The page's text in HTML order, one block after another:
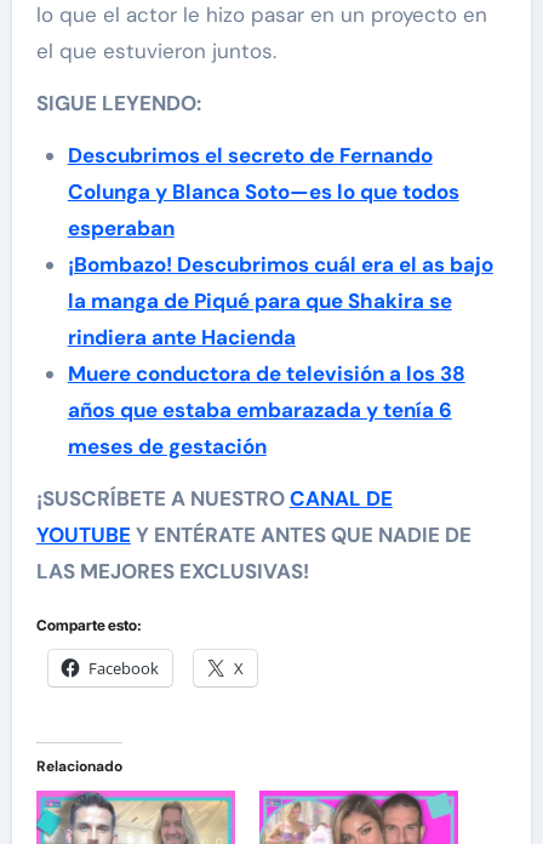
lo que el actor le hizo pasar en un proyecto en
el que estuvieron juntos.
SIGUE LEYENDO:
Descubrimos el secreto de Fernando
Colunga y Blanca Soto—es lo que todos
esperaban
¡Bombazo! Descubrimos cuál era el as bajo
la manga de Piqué para que Shakira se
rindiera ante Hacienda
Muere conductora de televisión a los 38
años que estaba embarazada y tenía 6
meses de gestación
¡SUSCRÍBETE A NUESTROCANAL DE
YOUTUBE Y ENTÉRATE ANTES QUE NADIE DE
LAS MEJORES EXCLUSIVAS!
Comparte esto:
Facebook X
Relacionado